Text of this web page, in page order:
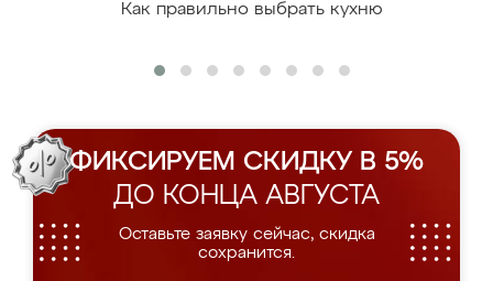
Как правильно выбрать кухню
ФИКСИРУЕМ СКИДКУ В 5%
ДО КОНЦА АВГУСТА
Оставьте заявку сейчас, скидка
сохранится.